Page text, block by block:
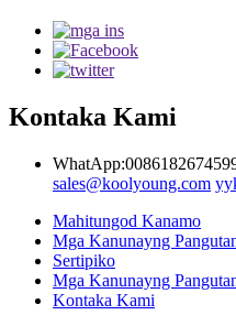
Kontaka Kami
sales@koolyoung.com
Mahitungod Kanamo
Mga Kanunayng
Sertipiko
Mga Kanunayng
Kontaka Kami